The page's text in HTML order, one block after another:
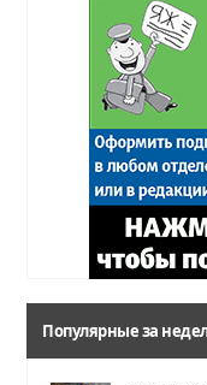
Популярные за